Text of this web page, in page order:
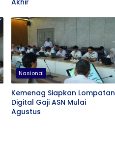
Akhir
Nasional
Kemenag Siapkan Lompatan
Digital Gaji ASN Mulai
Agustus